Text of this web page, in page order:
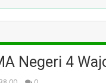
Negeri 4